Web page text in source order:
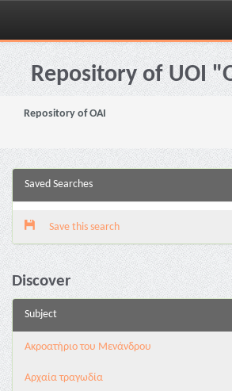
Skip
navigationRepository of UOI
Repository of OAI
Saved Searches
Save this search
Discover
Subject
Ακροατήριο του Μενάνδρου
Αρχαία τραγωδία